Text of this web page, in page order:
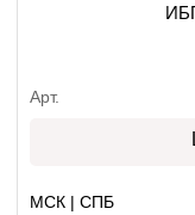
Арт.
МСК | СПБ